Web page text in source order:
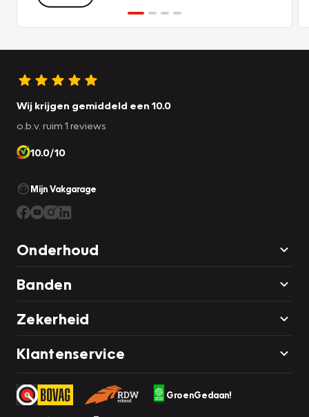
Wij krijgen gemiddeld een 10.0
o.b.v. ruim 1 reviews
10.0/10
Mijn Vakgarage
Onderhoud
Banden
Zekerheid
Klantenservice
GroenGedaan!